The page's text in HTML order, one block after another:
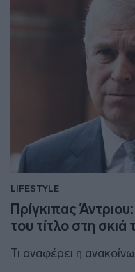
LIFESTYLE
Πρίγκιπας
του τίτλο στη
Τι αναφέρει η